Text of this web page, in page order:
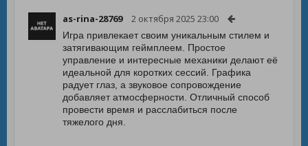
as-rina-28769 2 октября 2025 23:00
Игра привлекает своим уникальным стилем и
затягивающим геймплеем. Простое
управление и интересные механики делают её
идеальной для коротких сессий. Графика
радует глаз, а звуковое сопровождение
добавляет атмосферности. Отличный способ
провести время и расслабиться после
тяжелого дня.